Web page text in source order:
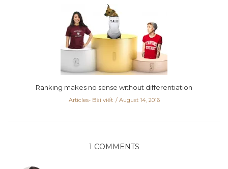
Ranking makes no sense without differentiation
Articles- Bài viết August 14, 2016
1 COMMENTS